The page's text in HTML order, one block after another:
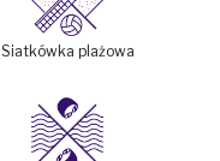
Siatkówka plażowa